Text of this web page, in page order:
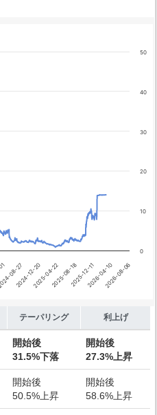
yA1, yA2, and yA3.
08-27
2024-12-202025-04-222025-08-182025-12-112026-04-102026-08-06
0
10
20
30
40
50
テーパリング 利上げ
開始後
31.5%下落
開始後
27.3%上昇
開始後
50.5%上昇
開始後
58.6%上昇